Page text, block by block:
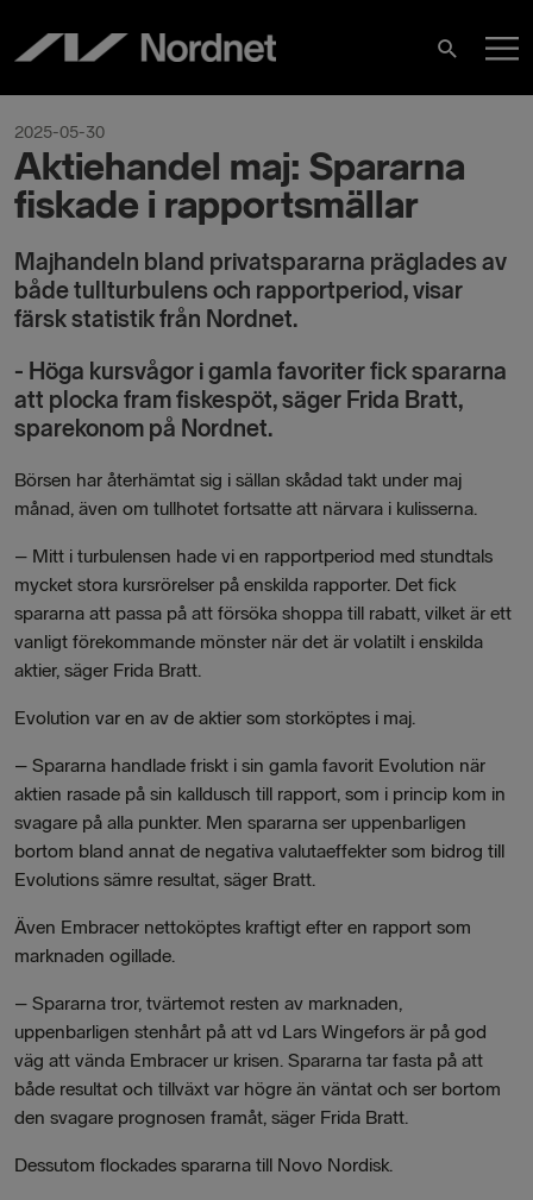
content
Search
2025-05-30
Aktiehandel maj: Spararna
fiskade i rapportsmällar
Majhandeln bland privatspararna präglades av
både tullturbulens och rapportperiod, visar
färsk statistik från Nordnet.
- Höga kursvågor i gamla favoriter fick spararna
att plocka fram fiskespöt, säger Frida Bratt,
sparekonom på Nordnet.
Börsen har återhämtat sig i sällan skådad takt under maj
månad, även om tullhotet fortsatte att närvara i kulisserna.
– Mitt i turbulensen hade vi en rapportperiod med stundtals
mycket stora kursrörelser på enskilda rapporter. Det fick
spararna att passa på att försöka shoppa till rabatt, vilket är ett
vanligt förekommande mönster när det är volatilt i enskilda
aktier, säger Frida Bratt.
Evolution var en av de aktier som storköptes i maj.
– Spararna handlade friskt i sin gamla favorit Evolution när
aktien rasade på sin kalldusch till rapport, som i princip kom in
svagare på alla punkter. Men spararna ser uppenbarligen
bortom bland annat de negativa valutaeffekter som bidrog till
Evolutions sämre resultat, säger Bratt.
Även Embracer nettoköptes kraftigt efter en rapport som
marknaden ogillade.
– Spararna tror, tvärtemot resten av marknaden,
uppenbarligen stenhårt på att vd Lars Wingefors är på god
väg att vända Embracer ur krisen. Spararna tar fasta på att
både resultat och tillväxt var högre än väntat och ser bortom
den svagare prognosen framåt, säger Frida Bratt.
Dessutom flockades spararna till Novo Nordisk.